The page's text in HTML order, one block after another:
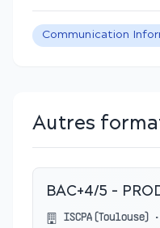
Communication
Autres
BAC+4/5 -
ISCPA (Toulouse) •